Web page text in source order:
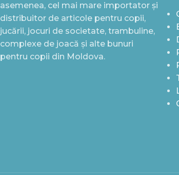
asemenea, cel mai mare importator și
distribuitor de articole pentru copii,
jucării, jocuri de societate, trambuline,
complexe de joacă și alte bunuri
pentru copii din Moldova.